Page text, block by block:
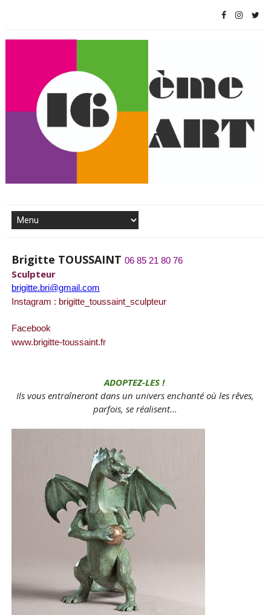
Brigitte TOUSSAINT 06 85 21 80 76
Sculpteur
brigitte.bri@gmail.com
Instagram : brigitte_toussaint_sculpteur
Facebook
www.brigitte-toussaint.fr
ADOPTEZ-LES !
Ils vous entraîneront dans un univers enchanté où les rêves,
parfois, se réalisent...